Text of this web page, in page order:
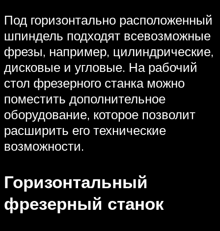
Под горизонтально расположенный
шпиндель подходят всевозможные
фрезы, например, цилиндрические,
дисковые и угловые. На рабочий
стол фрезерного станка можно
поместить дополнительное
оборудование, которое позволит
расширить его технические
возможности.
Горизонтальный
фрезерный станок